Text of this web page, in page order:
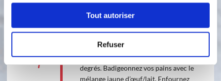
Tout autoriser
Refuser
cuisson qui à été préalablement
laissez poser 1h.
4
Étape 4 Préchauffer votre four à 180
degrés. Badigeonnez vos pains avec le
mélange jaune d’œuf/lait. Enfournez